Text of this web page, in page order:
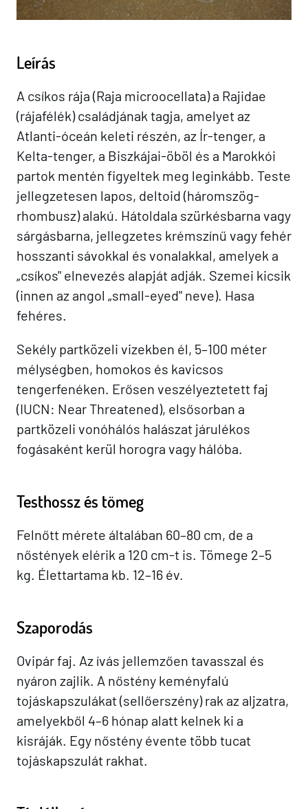
Leírás
A csíkos rája (Raja microocellata) a Rajidae
(rájafélék) családjának tagja, amelyet az
Atlanti-óceán keleti részén, az Ír-tenger, a
Kelta-tenger, a Biszkájai-öböl és a Marokkói
partok mentén figyeltek meg leginkább. Teste
jellegzetesen lapos, deltoid (háromszög-
rhombusz) alakú. Hátoldala szürkésbarna vagy
sárgásbarna, jellegzetes krémszínű vagy fehér
hosszanti sávokkal és vonalakkal, amelyek a
„csíkos" elnevezés alapját adják. Szemei kicsik
(innen az angol „small-eyed" neve). Hasa
fehéres.
Sekély partközeli vizekben él, 5–100 méter
mélységben, homokos és kavicsos
tengerfenéken. Erősen veszélyeztetett faj
(IUCN: Near Threatened), elsősorban a
partközeli vonóhálós halászat járulékos
fogásaként kerül horogra vagy hálóba.
Testhossz és tömeg
Felnőtt mérete általában 60–80 cm, de a
nőstények elérik a 120 cm-t is. Tömege 2–5
kg. Élettartama kb. 12–16 év.
Szaporodás
Ovipár faj. Az ívás jellemzően tavasszal és
nyáron zajlik. A nőstény keményfalú
tojáskapszulákat (sellőerszény) rak az aljzatra,
amelyekből 4–6 hónap alatt kelnek ki a
kisráják. Egy nőstény évente több tucat
tojáskapszulát rakhat.